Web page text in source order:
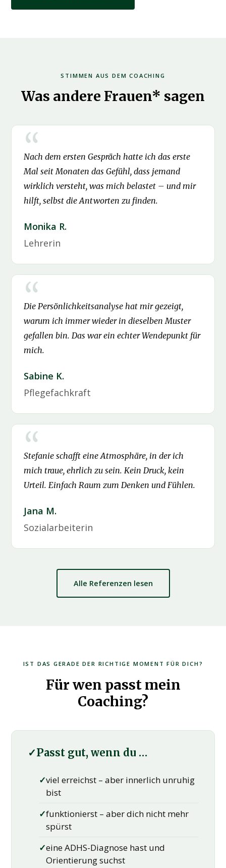
STIMMEN AUS DEM COACHING
Was andere Frauen* sagen
Nach dem ersten Gespräch hatte ich das erste
Mal seit Monaten das Gefühl, dass jemand
wirklich versteht, was mich belastet – und mir
hilft, selbst die Antworten zu finden.
Monika R.
Lehrerin
Die Persönlichkeitsanalyse hat mir gezeigt,
warum ich immer wieder in dieselben Muster
gefallen bin. Das war ein echter Wendepunkt für
mich.
Sabine K.
Pflegefachkraft
Stefanie schafft eine Atmosphäre, in der ich
mich traue, ehrlich zu sein. Kein Druck, kein
Urteil. Einfach Raum zum Denken und Fühlen.
Jana M.
Sozialarbeiterin
Alle Referenzen lesen
IST DAS GERADE DER RICHTIGE MOMENT FÜR DICH?
Für wen passt mein
Coaching?
✓Passt gut, wenn du …
✓viel erreichst – aber innerlich unruhig
bist
✓funktionierst – aber dich nicht mehr
spürst
✓eine ADHS-Diagnose hast und
Orientierung suchst